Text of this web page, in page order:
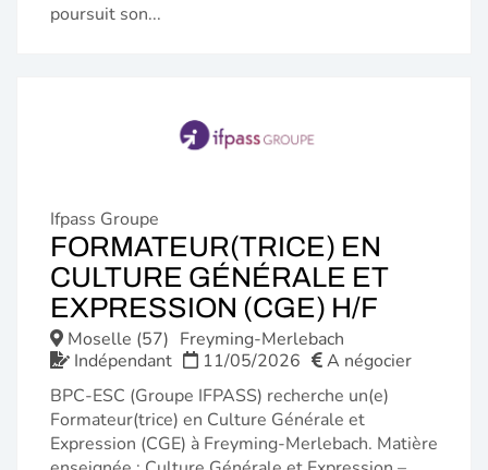
poursuit son...
Ifpass Groupe
FORMATEUR(TRICE) EN
CULTURE GÉNÉRALE ET
EXPRESSION (CGE) H/F
Moselle (57) Freyming-Merlebach
Indépendant
11/05/2026
A négocier
BPC-ESC (Groupe IFPASS) recherche un(e)
Formateur(trice) en Culture Générale et
Expression (CGE) à Freyming-Merlebach. Matière